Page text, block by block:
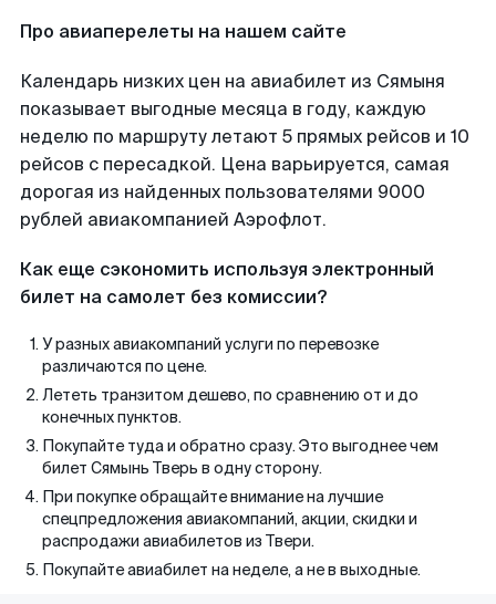
Про авиаперелеты на нашем сайте
Календарь низких цен на авиабилет из Сямыня
показывает выгодные месяца в году, каждую
неделю по маршруту летают 5 прямых рейсов и 10
рейсов с пересадкой. Цена варьируется, самая
дорогая из найденных пользователями 9000
рублей авиакомпанией Аэрофлот.
Как еще сэкономить используя электронный
билет на самолет без комиссии?
У разных авиакомпаний услуги по перевозке
различаются по цене.
Лететь транзитом дешево, по сравнению от и до
конечных пунктов.
Покупайте туда и обратно сразу. Это выгоднее чем
билет Сямынь Тверь в одну сторону.
При покупке обращайте внимание на лучшие
спецпредложения авиакомпаний, акции, скидки и
распродажи авиабилетов из Твери.
Покупайте авиабилет на неделе, а не в выходные.